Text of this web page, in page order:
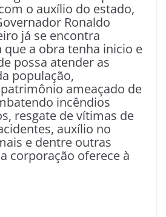
o auxílio do estado,
Ronaldo
já se encontra
que a obra tenha inicio e
possa atender as
população,
ameaçado de
incêndios
resgate de vítimas de
auxílio no
e dentre outras
corporação oferece à